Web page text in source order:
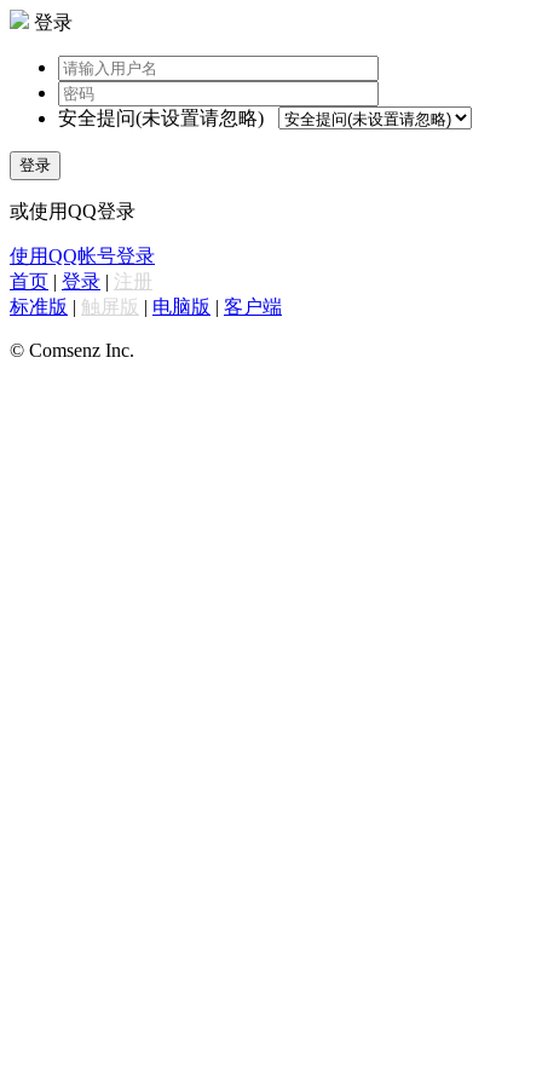
登录
安全提问(未设置请忽略)
登录
或使用QQ登录
使用QQ帐号登录
首页 | 登录 | 注册
标准版 | 触屏版 | 电脑版 | 客户端
© Comsenz Inc.